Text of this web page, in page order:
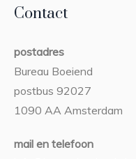
Contact
postadres
Bureau Boeiend
postbus 92027
1090 AA Amsterdam
mail en telefoon